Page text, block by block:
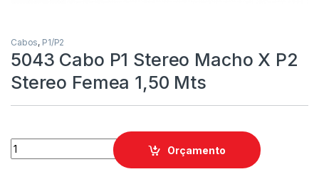
Cabos, P1/P2
5043 Cabo P1 Stereo Macho X P2
Stereo Femea 1,50 Mts
Orçamento